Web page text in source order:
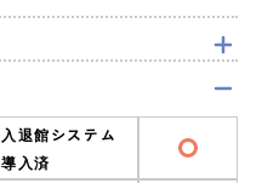
入退館システム
導入済